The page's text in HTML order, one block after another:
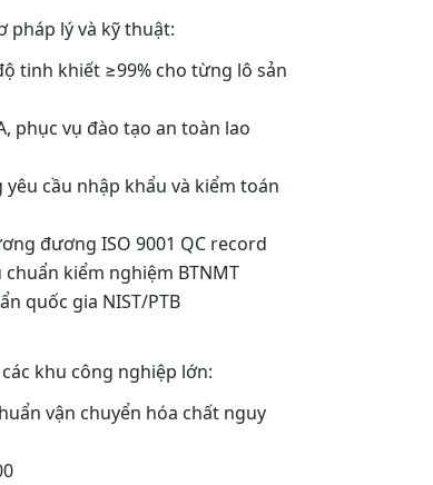
pháp lý và kỹ thuật:
tinh khiết ≥99% cho từng lô sản
phục vụ đào tạo an toàn lao
cầu nhập khẩu và kiểm toán
đương ISO 9001 QC record
kiểm nghiệm BTNMT
quốc gia NIST/PTB
khu công nghiệp lớn:
vận chuyển hóa chất nguy